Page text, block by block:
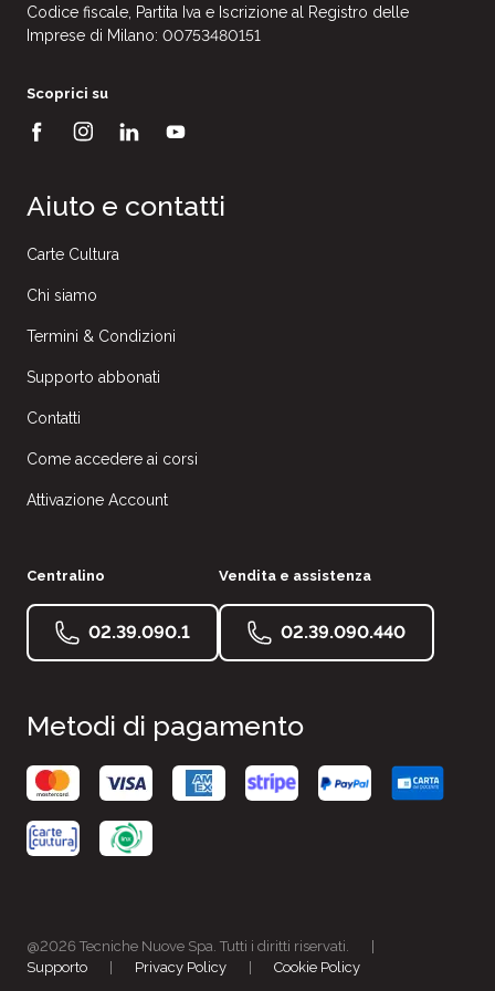
Codice fiscale, Partita Iva e Iscrizione al Registro delle
Imprese di Milano: 00753480151
Scoprici su
Aiuto e contatti
Carte Cultura
Chi siamo
Termini & Condizioni
Supporto abbonati
Contatti
Come accedere ai corsi
Attivazione Account
Centralino
02.39.090.1
Vendita e assistenza
02.39.090.440
Metodi di pagamento
@2026 Tecniche Nuove Spa. Tutti i diritti riservati.
Supporto
Privacy Policy Cookie Policy